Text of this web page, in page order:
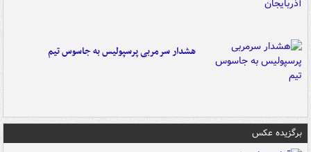
هشدار سرمربی پرسپولیس به جاسوس تیم
برگزیده عکس